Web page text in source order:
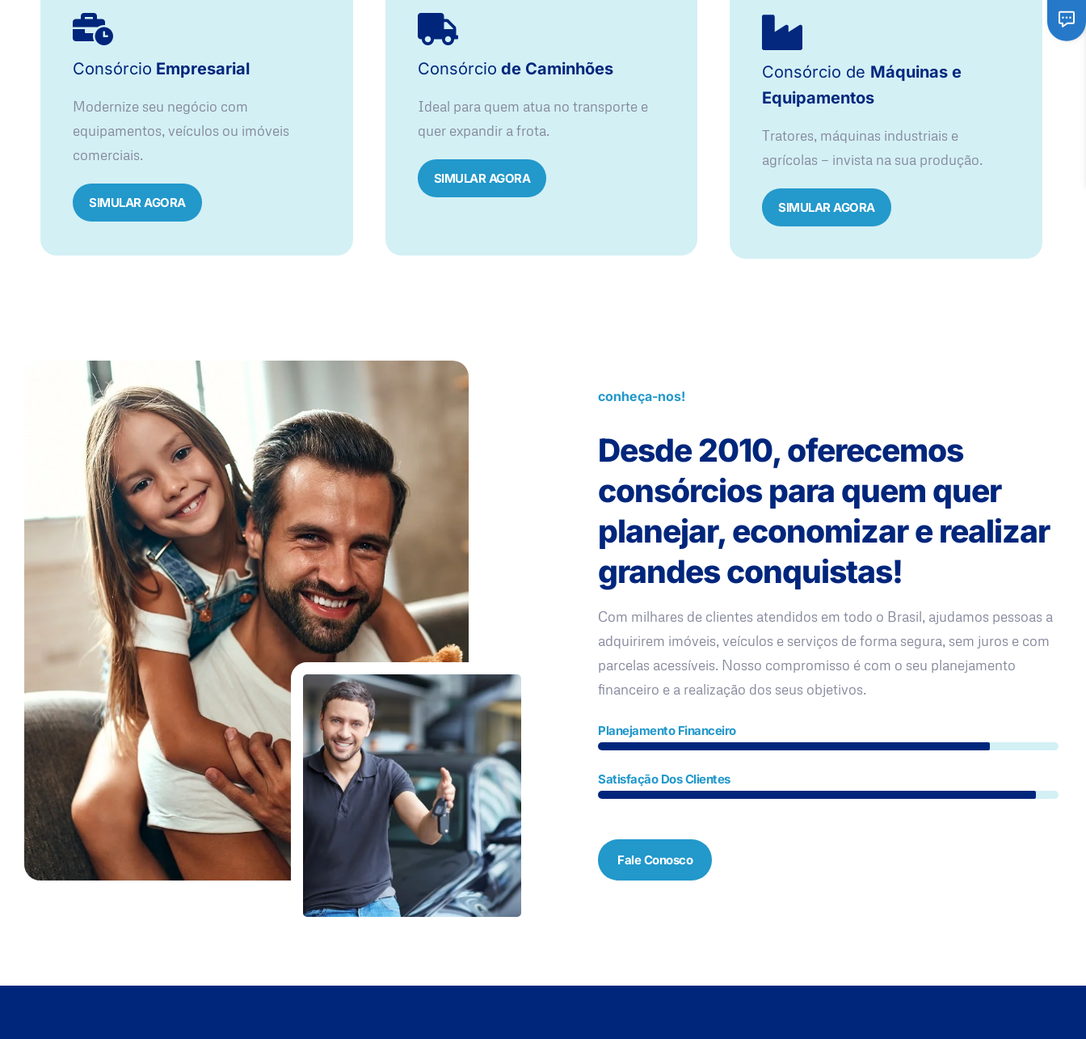
Consórcio Empresarial
Modernize seu negócio com
equipamentos, veículos ou imóveis
comerciais.
SIMULAR AGORA
Consórcio de Caminhões
Ideal para quem atua no transporte e
quer expandir a frota.
SIMULAR AGORA
Consórcio de Máquinas e
Equipamentos
Tratores, máquinas industriais e
agrícolas — invista na sua produção.
SIMULAR AGORA
conheça-nos!
Desde 2010, oferecemos
consórcios para quem quer
planejar, economizar e realizar
grandes conquistas!
Com milhares de clientes atendidos em todo o Brasil, ajudamos pessoas a
adquirirem imóveis, veículos e serviços de forma segura, sem juros e com
parcelas acessíveis. Nosso compromisso é com o seu planejamento
financeiro e a realização dos seus objetivos.
Planejamento Financeiro
Satisfação Dos Clientes
Fale Conosco